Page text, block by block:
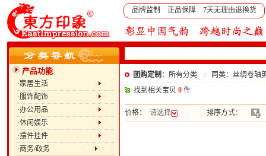
品牌监制 正品保障 7天无理由退换货
产品功能
·家居生活
·服饰配饰
·办公用品
·休闲娱乐
·摆件挂件
·商务/政务
团购定制 ：所有分类
同类：丝绸卷轴
找到相关宝贝 0 件
价格： 请选择 排序方式：